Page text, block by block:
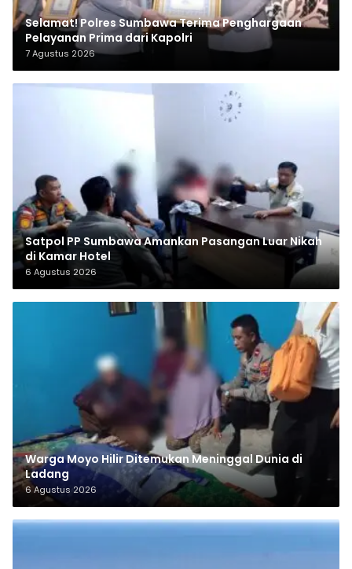
Selamat! Polres Sumbawa Terima Penghargaan
Pelayanan Prima dari Kapolri
7 Agustus 2026
Satpol PP Sumbawa Amankan Pasangan Luar Nikah
di Kamar Hotel
6 Agustus 2026
Warga Moyo Hilir Ditemukan Meninggal Dunia di
Ladang
6 Agustus 2026